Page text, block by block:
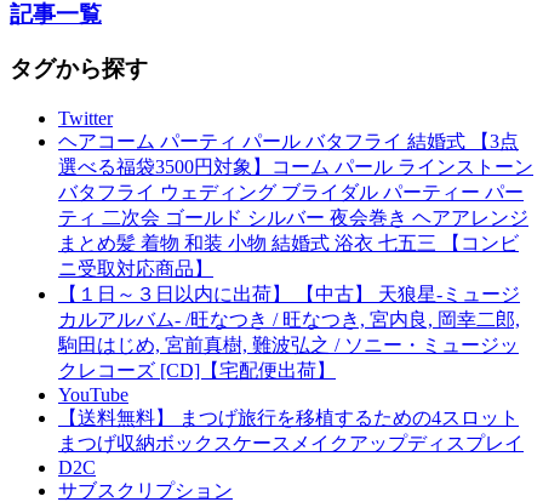
記事一覧
タグから探す
Twitter
ヘアコーム パーティ パール バタフライ 結婚式 【3点
選べる福袋3500円対象】コーム パール ラインストーン
バタフライ ウェディング ブライダル パーティー パー
ティ 二次会 ゴールド シルバー 夜会巻き ヘアアレンジ
まとめ髪 着物 和装 小物 結婚式 浴衣 七五三 【コンビ
ニ受取対応商品】
【１日～３日以内に出荷】 【中古】 天狼星-ミュージ
カルアルバム- /旺なつき / 旺なつき, 宮内良, 岡幸二郎,
駒田はじめ, 宮前真樹, 難波弘之 / ソニー・ミュージッ
クレコーズ [CD]【宅配便出荷】
YouTube
【送料無料】 まつげ旅行を移植するための4スロット
まつげ収納ボックスケースメイクアップディスプレイ
D2C
サブスクリプション